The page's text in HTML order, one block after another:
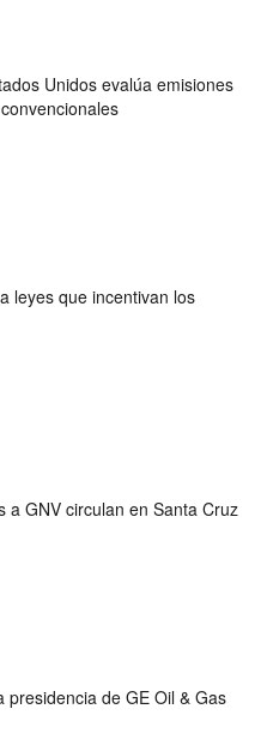
Unidos evalúa emisiones
leyes que incentivan los
a GNV circulan en Santa Cruz
de GE Oil & Gas